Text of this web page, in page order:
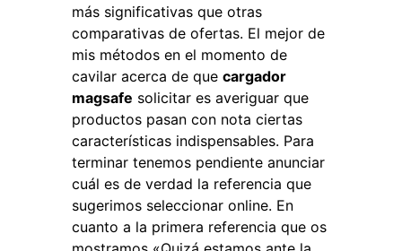
más significativas que otras
comparativas de ofertas. El mejor de
mis métodos en el momento de
cavilar acerca de que cargador
magsafe solicitar es averiguar que
productos pasan con nota ciertas
características indispensables. Para
terminar tenemos pendiente anunciar
cuál es de verdad la referencia que
sugerimos seleccionar online. En
cuanto a la primera referencia que os